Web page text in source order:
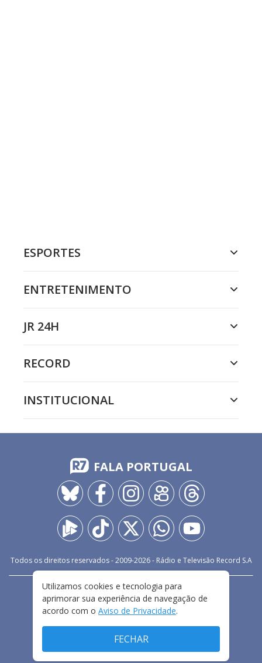
ESPORTES
ENTRETENIMENTO
JR 24H
RECORD
INSTITUCIONAL
FALA PORTUGAL
Todos os direitos reservados - 2009-2026- Rádio e Televisão Record S.A
FALE CONOSCO
PRIVACIDADE
TERMOS E CONDIÇÕES DE USO
Utilizamos cookies e tecnologia para
aprimorar sua experiência de navegação de
acordo com o Aviso de Privacidade.
FECHAR